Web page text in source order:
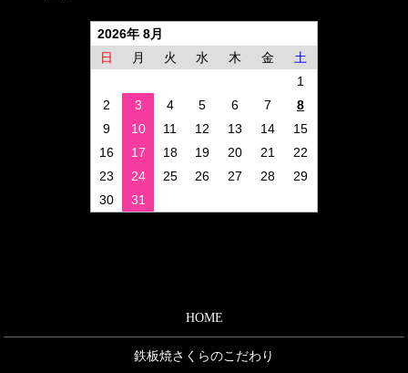
2026年 8月
日
月 火 水 木 金
土
1
2
3 4 5 6 7
8
9
10 11 12 13 14
15
16
17 18 19 20 21
22
23
24 25 26 27 28
29
30
31
HOME
鉄板焼さくらのこだわり